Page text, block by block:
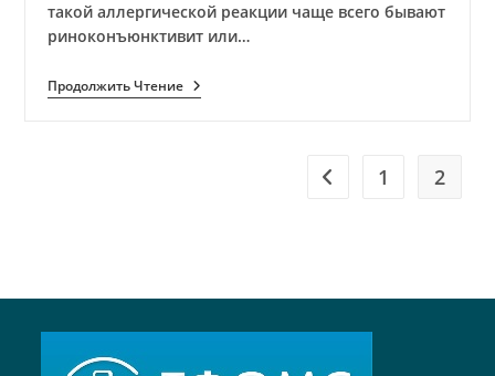
такой аллергической реакции чаще всего бывают
риноконъюнктивит или…
Продолжить ЧтениеВесна,
Омраченная
Перейти на
1 2